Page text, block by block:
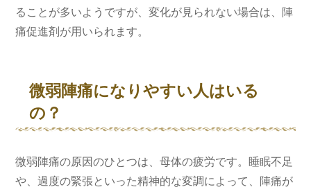
ることが多いようですが、変化が見られない場合は、陣
痛促進剤が用いられます。
微弱陣痛になりやすい人はいる
の？
微弱陣痛の原因のひとつは、母体の疲労です。睡眠不足
や、過度の緊張といった精神的な変調によって、陣痛が